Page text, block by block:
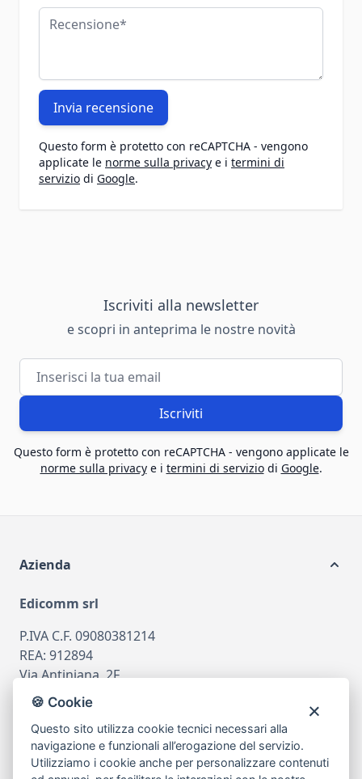
Recensione
Invia recensione
Questo form è protetto con reCAPTCHA - vengono
applicate le norme sulla privacy e i termini di
servizio di Google.
Iscriviti alla newsletter
e scopri in anteprima le nostre novità
Indirizzo email
Iscriviti
Questo form è protetto con reCAPTCHA - vengono applicate le
norme sulla privacye i termini di serviziodi Google.
Azienda
Edicomm srl
P.IVA C.F. 09080381214
REA: 912894
Via Antiniana, 2F
80078 Pozzuoli
tel081.7515380
emailinfo@edicomm.it
🍪 Cookie
Questo sito utilizza cookie tecnici necessari alla
navigazione e funzionali all’erogazione del servizio.
Utilizziamo i cookie anche per personalizzare contenuti